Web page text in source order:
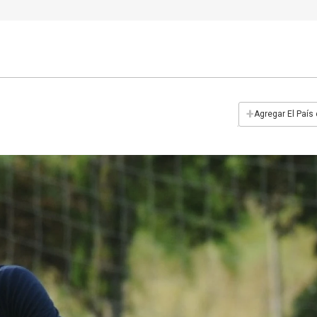
+Agregar El País